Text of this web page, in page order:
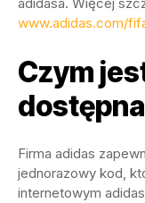
adidasa. Więcej
www.adidas.com/
Czym
Firma adidas
jednorazowy kod,
internetowym